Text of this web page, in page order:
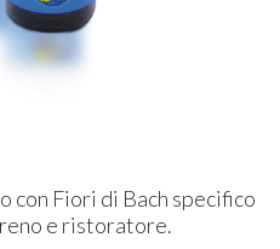
con Fiori di Bach specifico
e ristoratore.